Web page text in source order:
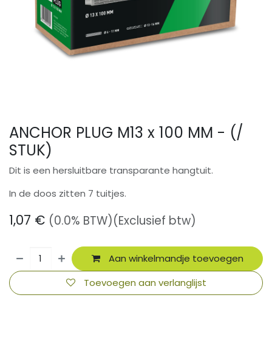
ANCHOR PLUG M13 x 100 MM - (/
STUK)
Dit is een hersluitbare transparante hangtuit.
In de doos zitten 7 tuitjes.
1,07 € (0.0% BTW)(Exclusief btw)
Aan winkelmandje toevoegen
Toevoegen aan verlanglijst